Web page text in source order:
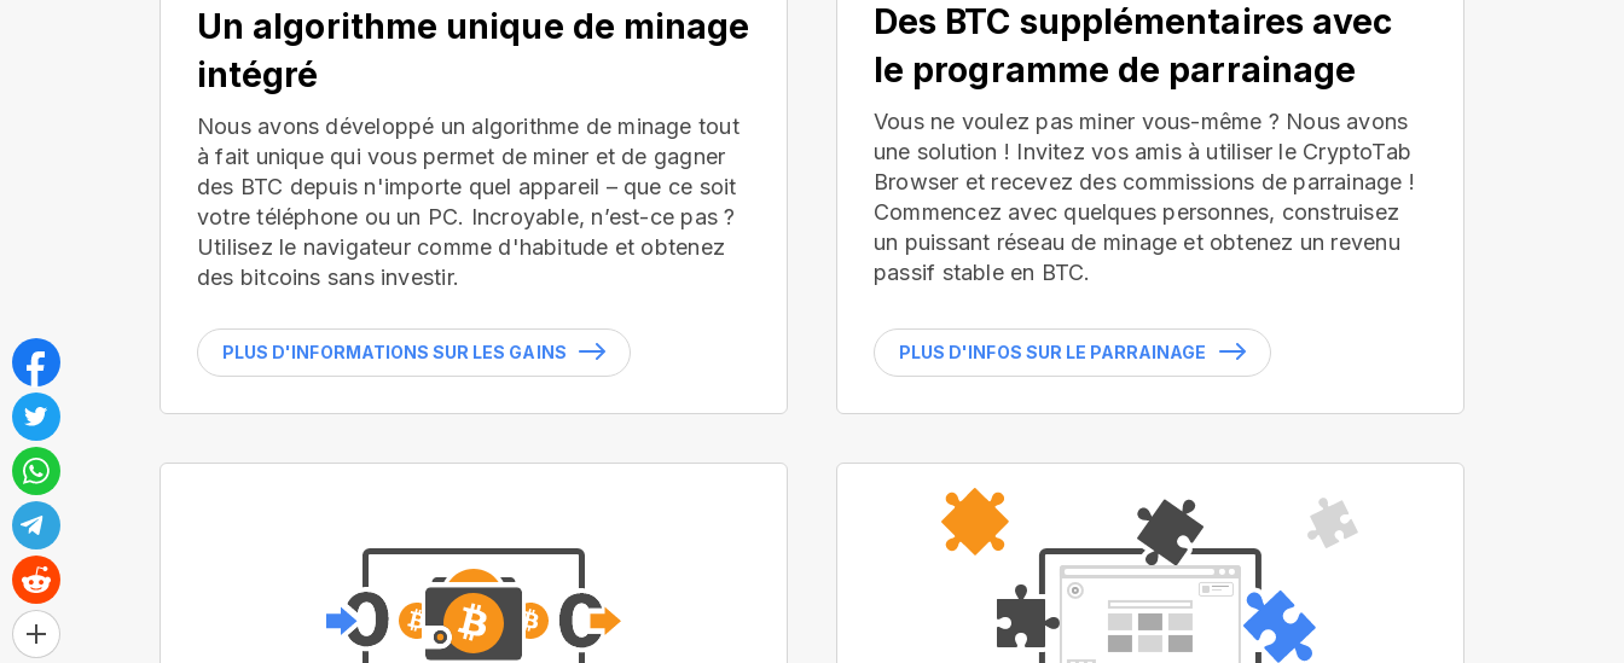
Un algorithme unique de minage
intégré
Nous avons développé un algorithme de minage tout
à fait unique qui vous permet de miner et de gagner
des BTC depuis n'importe quel appareil – que ce soit
votre téléphone ou un PC. Incroyable, n’est-ce pas ?
Utilisez le navigateur comme d'habitude et obtenez
des bitcoins sans investir.
PLUS D'INFORMATIONS SUR LES GAINS
Des BTC supplémentaires avec
le programme de parrainage
Vous ne voulez pas miner vous-même ? Nous avons
une solution ! Invitez vos amis à utiliser le CryptoTab
Browser et recevez des commissions de parrainage !
Commencez avec quelques personnes, construisez
un puissant réseau de minage et obtenez un revenu
passif stable en BTC.
PLUS D'INFOS SUR LE PARRAINAGE